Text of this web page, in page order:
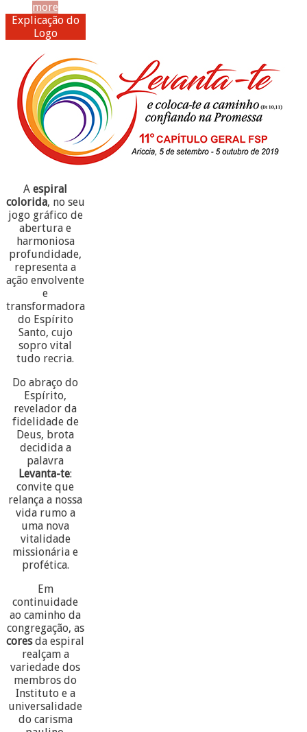
more
Explicação do
Logo
Aespiral
colorida, no seu
jogo gráfico de
abertura e
harmoniosa
profundidade,
representa a
ação envolvente
e
transformadora
do Espírito
Santo, cujo
sopro vital
tudo recria.
Do abraço do
Espírito,
revelador da
fidelidade de
Deus, brota
decidida a
palavra
Levanta-te:
convite que
relança a nossa
vida rumo a
uma nova
vitalidade
missionária e
profética.
Em
continuidade
ao caminho da
congregação, as
coresda espiral
realçam a
variedade dos
membros do
Instituto e a
universalidade
do carisma